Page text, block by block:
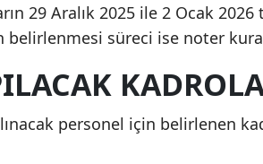
29 Aralık 2025 ile 2 Ocak 2026
belirlenmesi süreci ise noter
personel için belirlenen